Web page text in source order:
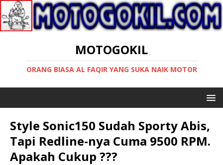
MOTOGOKIL
ORANG BIASA AL FAQIR YANG SUKA NAIK MOTOR
Style Sonic150 Sudah Sporty Abis,
Tapi Redline-nya Cuma 9500 RPM.
Apakah Cukup ???